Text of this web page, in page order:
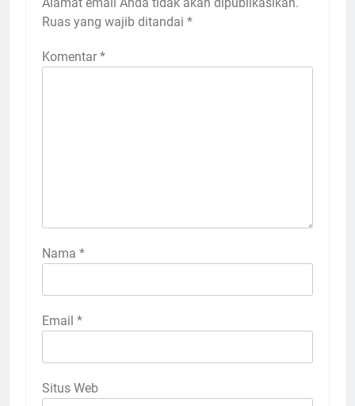
Ruas yang wajib ditandai *
Komentar *
Nama *
Email *
Situs Web